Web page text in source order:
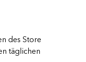
des Store
täglichen